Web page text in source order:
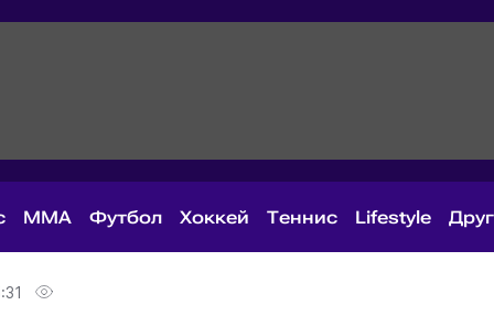
MMA Футбол Хоккей Теннис Lifestyle